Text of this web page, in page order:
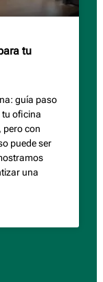
tu
guía paso
oficina
pero con
puede ser
una